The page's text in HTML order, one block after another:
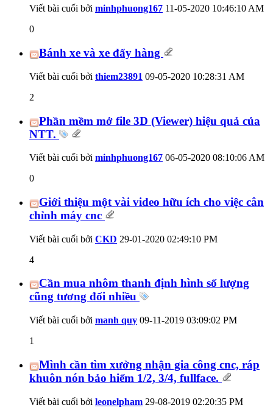
Viết bài cuối bởi minhphuong167 11-05-2020 10:46:10 AM
0
Bánh xe và xe đẩy hàng
Viết bài cuối bởi thiem23891 09-05-2020 10:28:31 AM
2
Phần mềm mở file 3D (Viewer) hiệu quả của
NTT.
Viết bài cuối bởi minhphuong167 06-05-2020 08:10:06 AM
0
Giới thiệu một vài video hữu ích cho việc cân
chỉnh máy cnc
Viết bài cuối bởi CKD 29-01-2020 02:49:10 PM
4
Cần mua nhôm thanh định hình số lượng
cũng tương đối nhiều
Viết bài cuối bởi manh quy 09-11-2019 03:09:02 PM
1
Mình cần tìm xưởng nhận gia công cnc, ráp
khuôn nón bảo hiểm 1/2, 3/4, fullface.
Viết bài cuối bởi leonelpham 29-08-2019 02:20:35 PM